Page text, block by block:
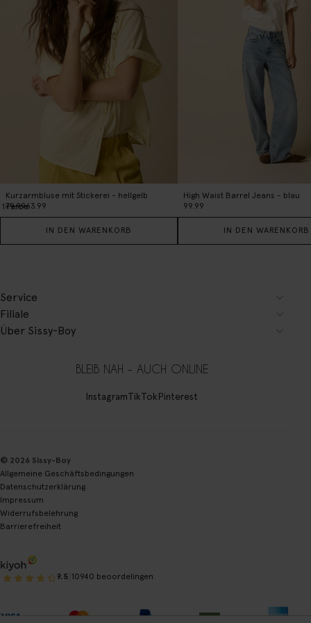
Kurzarmbluse mit Stickerei - hellgelb
79.9963.99
1Farbe
IN DEN WARENKORB
High Waist Barrel Jeans - blau
99.99
IN DEN WARENKORB
Service
Filiale
Über Sissy-Boy
BLEIB NAH – AUCH ONLINE
InstagramTikTokPinterest
© 2026 Sissy-Boy
Allgemeine Geschäftsbedingungen
Datenschutzerklärung
Impressum
Widerrufsbelehrung
Barrierefreiheit
9.5 10940 beoordelingen